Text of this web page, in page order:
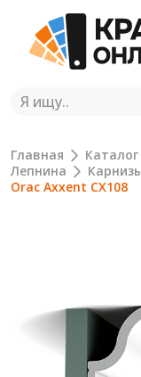
Главная Каталог
Лепнина
Orac Axxent CX108